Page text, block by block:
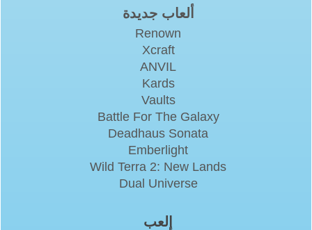
ألعاب جديدة
Renown
Xcraft
ANVIL
Kards
Vaults
Battle For The Galaxy
Deadhaus Sonata
Emberlight
Wild Terra 2: New Lands
Dual Universe
إلعب